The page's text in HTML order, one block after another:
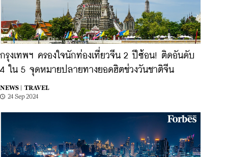
กรุงเทพฯ ครองใจนักท่องเที่ยวจีน 2 ปีซ้อน! ติดอันดับ
4 ใน 5 จุดหมายปลายทางยอดฮิตช่วงวันชาติจีน
NEWS |
TRAVEL
24 Sep 2024